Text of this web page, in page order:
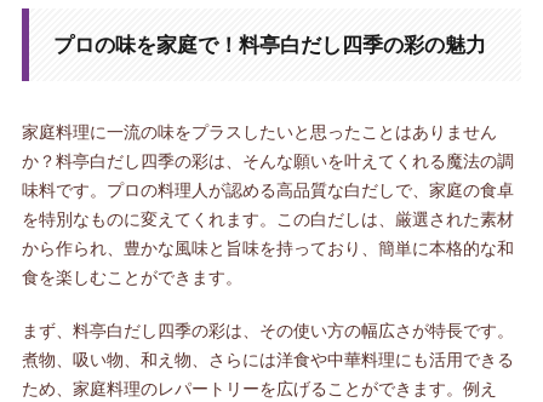
プロの味を家庭で！料亭白だし四季の彩の魅力
家庭料理に一流の味をプラスしたいと思ったことはありません
か？料亭白だし四季の彩は、そんな願いを叶えてくれる魔法の調
味料です。プロの料理人が認める高品質な白だしで、家庭の食卓
を特別なものに変えてくれます。この白だしは、厳選された素材
から作られ、豊かな風味と旨味を持っており、簡単に本格的な和
食を楽しむことができます。
まず、料亭白だし四季の彩は、その使い方の幅広さが特長です。
煮物、吸い物、和え物、さらには洋食や中華料理にも活用できる
ため、家庭料理のレパートリーを広げることができます。例え